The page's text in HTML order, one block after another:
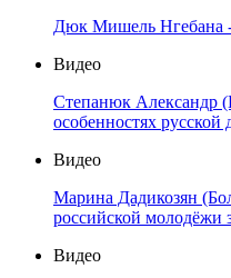
Дюк Мишель Нгебана -
Видео
Степанюк Александр
особенностях русской
Видео
Марина Дадикозян
российской молодёжи
Видео